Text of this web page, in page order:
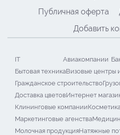
Публичная оферта
Добавить
IT Авиакомпании
Бытовая техникаВизовые центры
Гражданское строительство
Доставка цветовИнтернет
Клининговые компанииКосметика
Маркетинговые агенства
Молочная продукцияНатяжные